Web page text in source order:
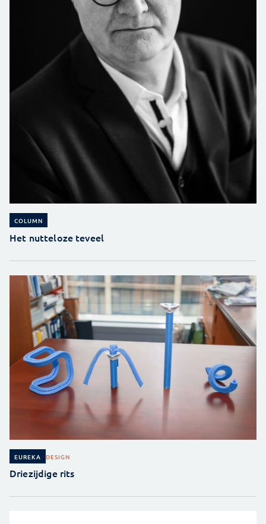
COLUMN
Het nutteloze teveel
EUREKA DESIGN
Driezijdige rits